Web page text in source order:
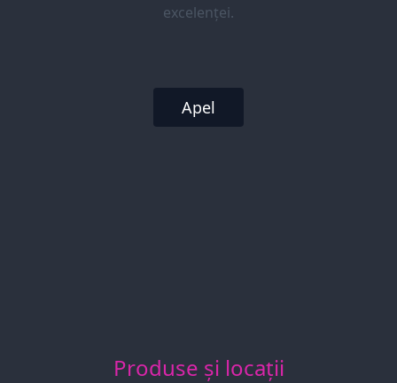
excelenței.
Apel
Produse și locații